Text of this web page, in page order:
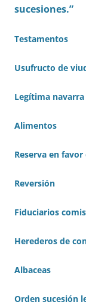
sucesiones.”
Testamentos
Usufructo de
Legítima navarra
Alimentos
Reserva en
Reversión
Fiduciarios
Herederos de
Albaceas
Orden sucesión